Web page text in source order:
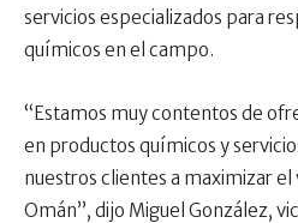
servicios especializados para
químicos en el campo.
“Estamos muy contentos de
en productos químicos y
nuestros clientes a maximizar el
Omán”, dijo Miguel González,